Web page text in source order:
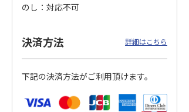
のし
対応不可
決済方法 詳細はこちら
下記の決済方法がご利用頂けます。